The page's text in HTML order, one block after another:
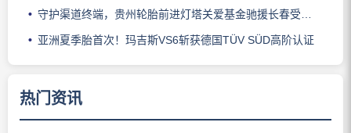
守护渠道终端，贵州轮胎前进灯塔关爱基金驰援长春受灾门店
亚洲夏季胎首次！玛吉斯VS6斩获德国TÜV SÜD高阶认证
热门资讯